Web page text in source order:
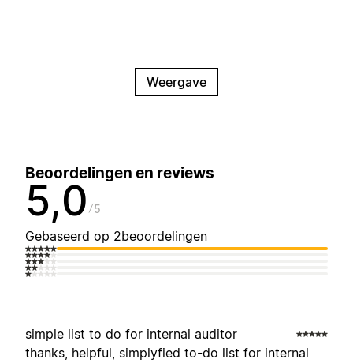
Weergave
Beoordelingen en reviews
5,0 5
Gebaseerd op 2beoordelingen
simple list to do for internal auditor
thanks, helpful, simplyfied to-do list for internal